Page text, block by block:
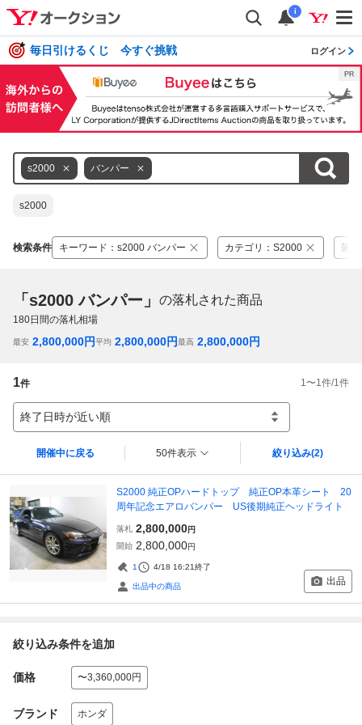
i
毎日引けるくじ 今すぐ挑戦 ログイン
s2000 バンパー
s2000
検索条件 キーワード ： s2000 バンパー カテゴリ ： S2000 落
「s2000 バンパー」 の落札された商品
180日間の落札相場
最安 2,800,000円平均 2,800,000円最高 2,800,000円
1件 1 〜1 件/1 件
終了日時が近い順
開催中に戻る 50件表示 絞り込み(2)
S2000 純正OPハードトップ 純正OP本革シート 20
周年記念エアロバンパー US後期純正ヘッドライト
落札 2,800,000円
開始 2,800,000円
1 4/18 16:21終了
出品中の商品 出品
絞り込み条件を追加
価格 〜3,360,000円
ブランド ホンダ